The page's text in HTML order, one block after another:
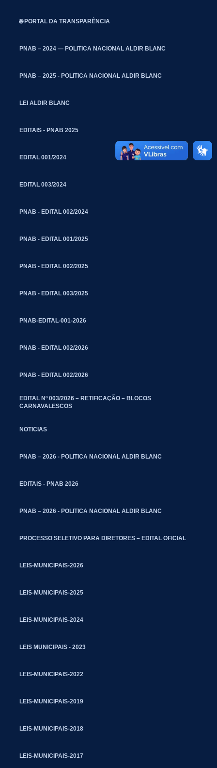
🌐 PORTAL DA TRANSPARÊNCIA
PNAB – 2024 — POLITICA NACIONAL ALDIR BLANC
PNAB – 2025 - POLITICA NACIONAL ALDIR BLANC
LEI ALDIR BLANC
EDITAIS - PNAB 2025
EDITAL 001/2024
EDITAL 003/2024
PNAB - EDITAL 002/2024
PNAB - EDITAL 001/2025
PNAB - EDITAL 002/2025
PNAB - EDITAL 003/2025
PNAB-EDITAL-001-2026
PNAB - EDITAL 002/2026
PNAB - EDITAL 002/2026
EDITAL Nº 003/2026 – RETIFICAÇÃO – BLOCOS
CARNAVALESCOS
NOTICIAS
PNAB – 2026 - POLITICA NACIONAL ALDIR BLANC
EDITAIS - PNAB 2026
PNAB – 2026 - POLITICA NACIONAL ALDIR BLANC
PROCESSO SELETIVO PARA DIRETORES – EDITAL OFICIAL
LEIS-MUNICIPAIS-2026
LEIS-MUNICIPAIS-2025
LEIS-MUNICIPAIS-2024
LEIS MUNICIPAIS - 2023
LEIS-MUNICIPAIS-2022
LEIS-MUNICIPAIS-2019
LEIS-MUNICIPAIS-2018
LEIS-MUNICIPAIS-2017